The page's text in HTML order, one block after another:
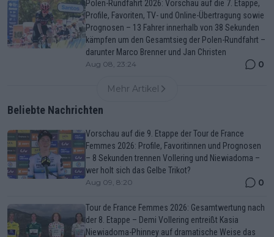
Polen-Rundfahrt 2026: Vorschau auf die 7. Etappe,
Profile, Favoriten, TV- und Online-Übertragung sowie
Prognosen – 13 Fahrer innerhalb von 38 Sekunden
kämpfen um den Gesamtsieg der Polen-Rundfahrt –
darunter Marco Brenner und Jan Christen
Aug 08, 23:24 0
Mehr Artikel
Beliebte Nachrichten
Vorschau auf die 9. Etappe der Tour de France
Femmes 2026: Profile, Favoritinnen und Prognosen
– 8 Sekunden trennen Vollering und Niewiadoma –
wer holt sich das Gelbe Trikot?
Aug 09, 8:20 0
Tour de France Femmes 2026: Gesamtwertung nach
der 8. Etappe – Demi Vollering entreißt Kasia
Niewiadoma-Phinney auf dramatische Weise das